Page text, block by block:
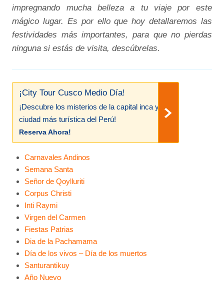
impregnando mucha belleza a tu viaje por este
mágico lugar. Es por ello que hoy detallaremos las
festividades más importantes, para que no pierdas
ninguna si estás de visita, descúbrelas.
¡City Tour Cusco Medio Día!
¡Descubre los misterios de la capital inca y
ciudad más turística del Perú!
Reserva Ahora!
Carnavales Andinos
Semana Santa
Señor de Qoylluriti
Corpus Christi
Inti Raymi
Virgen del Carmen
Fiestas Patrias
Dia de la Pachamama
Día de los vivos – Día de los muertos
Santurantikuy
Año Nuevo